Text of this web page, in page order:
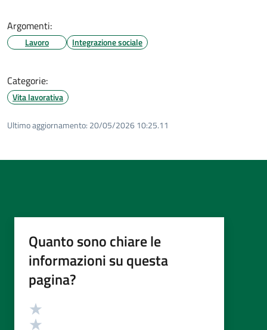
Argomenti:
Lavoro Integrazione sociale
Categorie:
Vita lavorativa
Ultimo aggiornamento: 20/05/2026 10:25.11
Quanto sono chiare le
informazioni su questa
pagina?
Valutazione